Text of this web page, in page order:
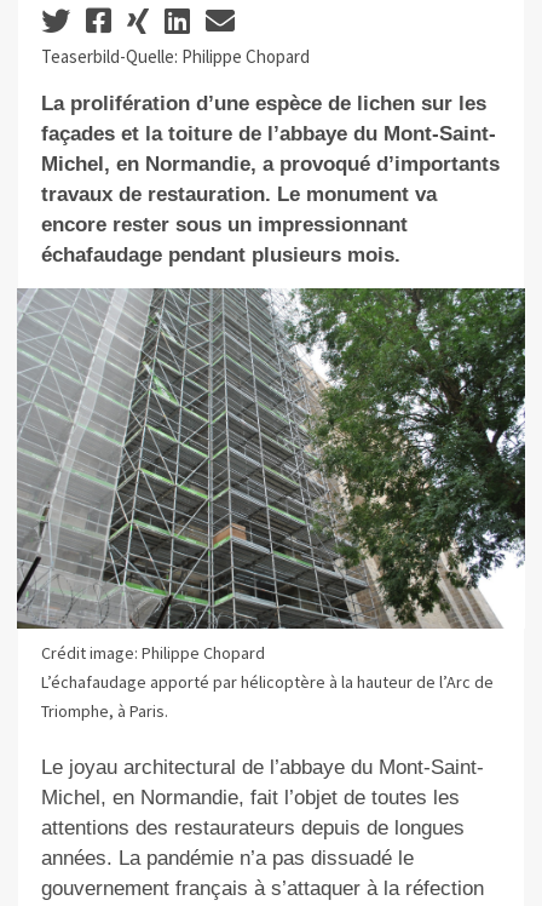
Teaserbild-Quelle: Philippe Chopard
La prolifération d’une espèce de lichen sur les
façades et la toiture de l’abbaye du Mont-Saint-
Michel, en Normandie, a provoqué d’importants
travaux de restauration. Le monument va
encore rester sous un impressionnant
échafaudage pendant plusieurs mois.
Crédit image: Philippe Chopard
L’échafaudage apporté par hélicoptère à la hauteur de l’Arc de
Triomphe, à Paris.
Le joyau architectural de l’abbaye du Mont-Saint-
Michel, en Normandie, fait l’objet de toutes les
attentions des restaurateurs depuis de longues
années. La pandémie n’a pas dissuadé le
gouvernement français à s’attaquer à la réfection